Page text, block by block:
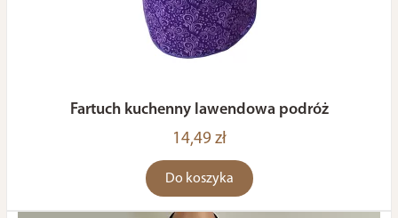
Fartuch kuchenny lawendowa podróż
14,49 zł
Do koszyka